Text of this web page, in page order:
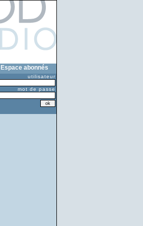
Espace abonnés
utilisateur
mot de passe